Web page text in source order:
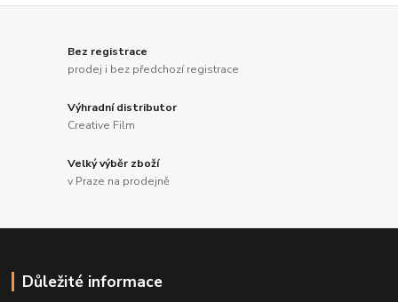
Bez registrace
prodej i bez předchozí registrace
Výhradní distributor
Creative Film
Velký výběr zboží
v Praze na prodejně
Důležité informace